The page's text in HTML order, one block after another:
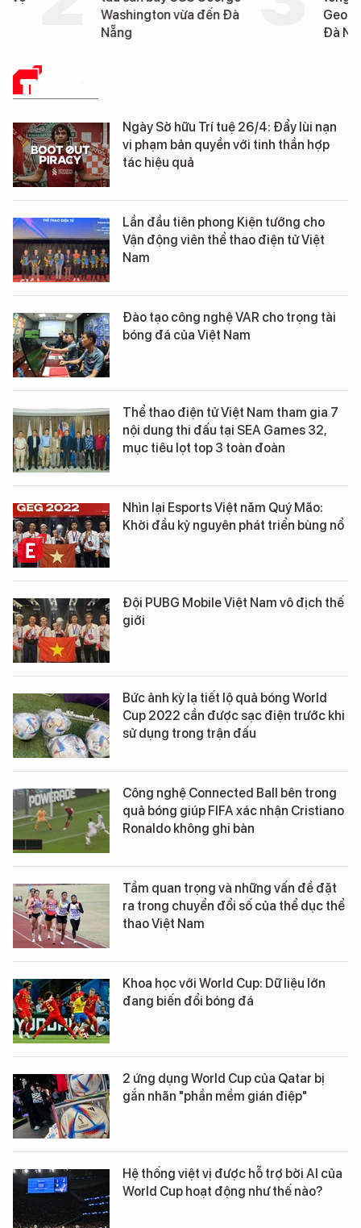
Washington vừa đến Đà
George Washington
THỂ THAO
Ngày Sở hữu Trí tuệ 26/4: Đẩy lùi nạn
vi phạm bản quyền với tinh thần hợp
tác hiệu quả
Lần đầu tiên phong Kiện tướng cho
Vận động viên thể thao điện tử Việt
Nam
Đào tạo công nghệ VAR cho trọng tài
bóng đá của Việt Nam
Thể thao điện tử Việt Nam tham gia 7
nội dung thi đấu tại SEA Games 32,
mục tiêu lọt top 3 toàn đoàn
Nhìn lại Esports Việt năm Quý Mão:
Khởi đầu kỷ nguyên phát triển bùng nổ
Đội PUBG Mobile Việt Nam vô địch thế
giới
Bức ảnh kỳ lạ tiết lộ quả bóng World
Cup 2022 cần được sạc điện trước khi
sử dụng trong trận đấu
Công nghệ Connected Ball bên trong
quả bóng giúp FIFA xác nhận Cristiano
Ronaldo không ghi bàn
Tầm quan trọng và những vấn đề đặt
ra trong chuyển đổi số của thể dục thể
thao Việt Nam
Khoa học với World Cup: Dữ liệu lớn
đang biến đổi bóng đá
2 ứng dụng World Cup của Qatar bị
gắn nhãn "phần mềm gián điệp"
Hệ thống việt vị được hỗ trợ bởi AI của
World Cup hoạt động như thế nào?